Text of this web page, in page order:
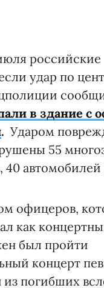
российские
удар по
в здание с
. Ударом
55
40 автомобилей
офицеров,
как
был пройти
концерт
погибших